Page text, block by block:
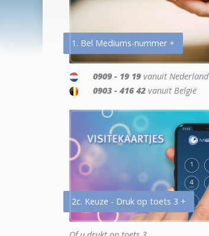
1. Bel Mediums-nummer +
0909 - 19 19 vanuit Nederland
0903 - 416 42 vanuit België
2c. Keuze - Druk op toets 3 +